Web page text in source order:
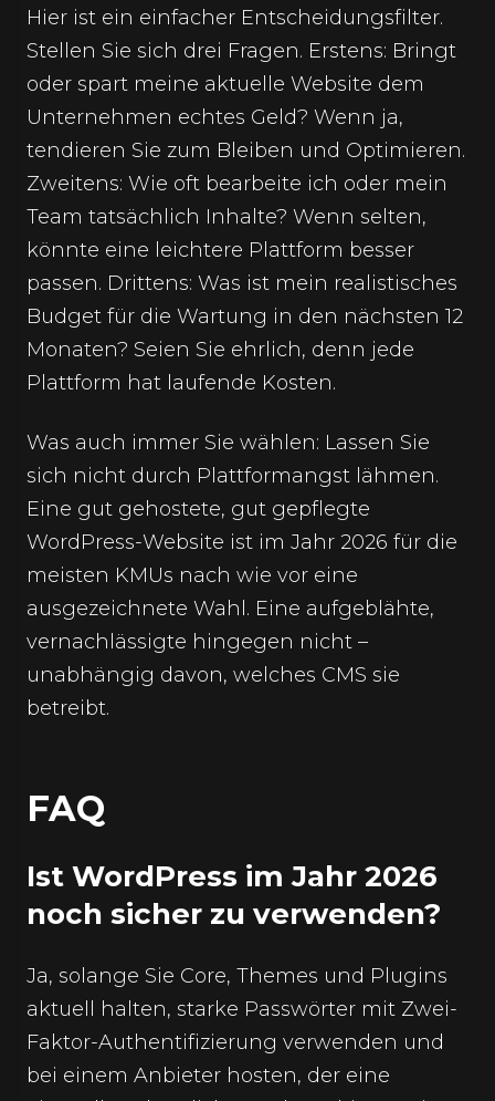
Hier ist ein einfacher Entscheidungsfilter.
Stellen Sie sich drei Fragen. Erstens: Bringt
oder spart meine aktuelle Website dem
Unternehmen echtes Geld? Wenn ja,
tendieren Sie zum Bleiben und Optimieren.
Zweitens: Wie oft bearbeite ich oder mein
Team tatsächlich Inhalte? Wenn selten,
könnte eine leichtere Plattform besser
passen. Drittens: Was ist mein realistisches
Budget für die Wartung in den nächsten 12
Monaten? Seien Sie ehrlich, denn jede
Plattform hat laufende Kosten.
Was auch immer Sie wählen: Lassen Sie
sich nicht durch Plattformangst lähmen.
Eine gut gehostete, gut gepflegte
WordPress-Website ist im Jahr 2026 für die
meisten KMUs nach wie vor eine
ausgezeichnete Wahl. Eine aufgeblähte,
vernachlässigte hingegen nicht –
unabhängig davon, welches CMS sie
betreibt.
FAQ
Ist WordPress im Jahr 2026
noch sicher zu verwenden?
Ja, solange Sie Core, Themes und Plugins
aktuell halten, starke Passwörter mit Zwei-
Faktor-Authentifizierung verwenden und
bei einem Anbieter hosten, der eine